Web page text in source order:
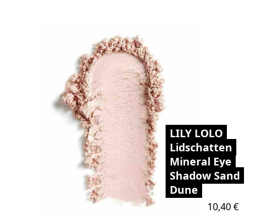
LILY LOLO
Lidschatten
Mineral Eye
Shadow Sand
Dune
Preis
10,40 €